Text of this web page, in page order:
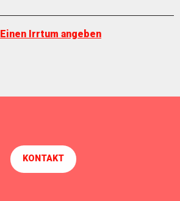
Einen Irrtum angeben
KONTAKT